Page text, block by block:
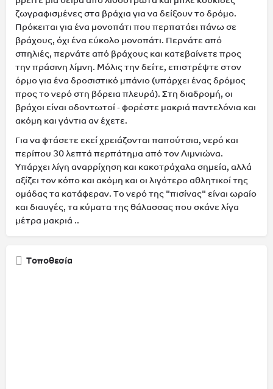
ζωγραφισμένες στα βράχια για να δείξουν το δρόμο.
Πρόκειται για ένα μονοπάτι που περπατάει πάνω σε
βράχους, όχι ένα εύκολο μονοπάτι. Περνάτε από
σπηλιές, περνάτε από βράχους και κατεβαίνετε προς
την πράσινη λίμνη. Μόλις την δείτε, επιστρέψτε στον
όρμο για ένα δροσιστικό μπάνιο (υπάρχει ένας δρόμος
προς το νερό στη βόρεια πλευρά). Στη διαδρομή, οι
βράχοι είναι οδοντωτοί - φορέστε μακριά παντελόνια και
ακόμη και γάντια αν έχετε.
Για να φτάσετε εκεί χρειάζονται παπούτσια, νερό και
περίπου 30 λεπτά περπάτημα από τον Λιμνιώνα.
Υπάρχει λίγη αναρρίχηση και κακοτράχαλα σημεία, αλλά
αξίζει τον κόπο και ακόμη και οι λιγότερο αθλητικοί της
ομάδας τα κατάφεραν. Το νερό της "πισίνας" είναι ωραίο
και διαυγές, τα κύματα της θάλασσας που σκάνε λίγα
μέτρα μακριά ..
Τοποθεσία